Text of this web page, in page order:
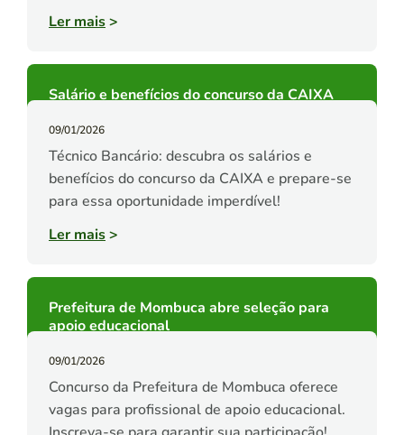
Ler mais>
Salário e benefícios do concurso da CAIXA
09/01/2026
Técnico Bancário: descubra os salários e
benefícios do concurso da CAIXA e prepare-se
para essa oportunidade imperdível!
Ler mais>
Prefeitura de Mombuca abre seleção para
apoio educacional
09/01/2026
Concurso da Prefeitura de Mombuca oferece
vagas para profissional de apoio educacional.